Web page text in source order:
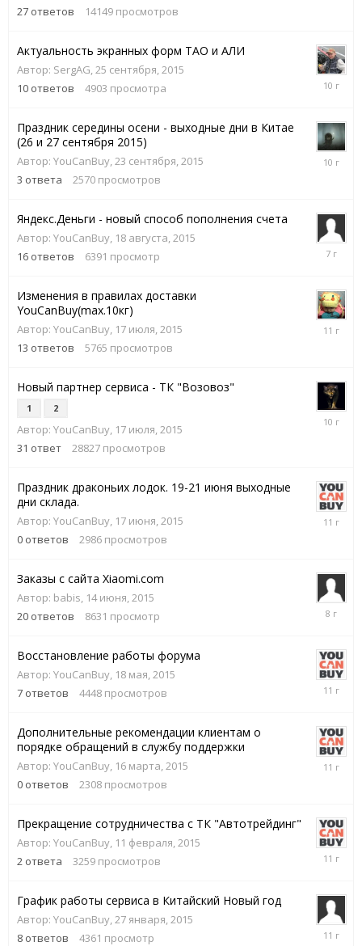
27 ответов 14149 просмотров
Актуальность экранных форм ТАО и АЛИ
Автор: SergAG,25 сентября, 2015
10 ответов 4903 просмотра
10
Праздник середины осени - выходные дни в Китае
(26 и 27 сентября 2015)
Автор: YouCanBuy,23 сентября, 2015
3 ответа 2570 просмотров
28
Яндекс.Деньги - новый способ пополнения счета
Автор: YouCanBuy, 18 августа, 2015
16 ответов 6391 просмотр
28
Изменения в правилах доставки
YouCanBuy(max.10кг)
Автор: YouCanBuy, 17 июля, 2015
13 ответов 5765 просмотров
22
Новый партнер сервиса - ТК "Возовоз"
1 2
Автор: YouCanBuy, 17 июля, 2015
31 ответ 28827 просмотров
25
Праздник драконьих лодок. 19-21 июня выходные
дни склада.
Автор: YouCanBuy, 17 июня, 2015
0 ответов 2986 просмотров
17
Заказы с сайта Xiaomi.com
Автор: babis, 14 июня, 2015
20 ответов 8631 просмотр
28
Восстановление работы форума
Автор: YouCanBuy, 18 мая, 2015
7 ответов 4448 просмотров
26
Дополнительные рекомендации клиентам о
порядке обращений в службу поддержки
Автор: YouCanBuy, 16 марта, 2015
0 ответов 2308 просмотров
16
Прекращение сотрудничества с ТК "Автотрейдинг"
Автор: YouCanBuy, 11 февраля, 2015
2 ответа 3259 просмотров
16
График работы сервиса в Китайский Новый год
Автор: YouCanBuy,27 января, 2015
8 ответов 4361 просмотр